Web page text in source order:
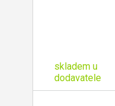
skladem u
dodavatele